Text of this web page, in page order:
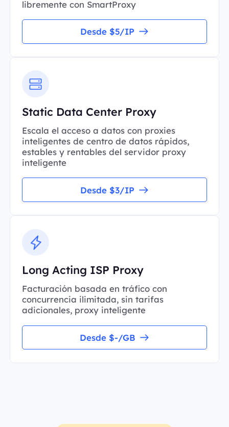
libremente con SmartProxy
Desde $5/IP
Static Data Center Proxy
Escala el acceso a datos con proxies
inteligentes de centro de datos rápidos,
estables y rentables del servidor proxy
inteligente
Desde $3/IP
Long Acting ISP Proxy
Facturación basada en tráfico con
concurrencia ilimitada, sin tarifas
adicionales, proxy inteligente
Desde $-/GB